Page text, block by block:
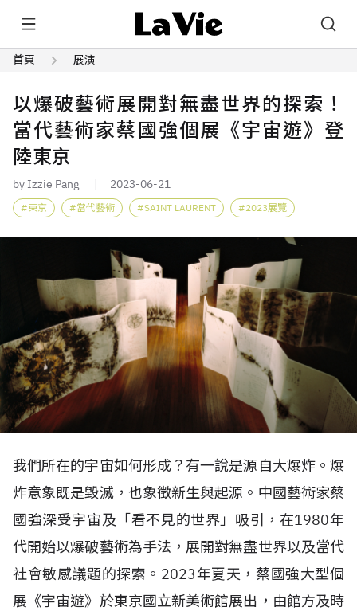
首頁 展演
以爆破藝術展開對無盡世界的探索！
當代藝術家蔡國強個展《宇宙遊》登
陸東京
by Izzie Pang 2023-06-21
東京 當代藝術 SAINT LAURENT 2023展覽
我們所在的宇宙如何形成？有一說是源自大爆炸。爆
炸意象既是毀滅，也象徵新生與起源。中國藝術家蔡
國強深受宇宙及「看不見的世界」吸引，在1980年
代開始以爆破藝術為手法，展開對無盡世界以及當代
社會敏感議題的探索。2023年夏天，蔡國強大型個
展《宇宙遊》於東京國立新美術館展出，由館方及時